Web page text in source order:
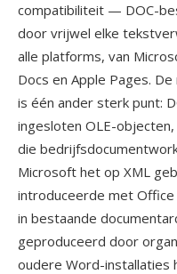
compatibiliteit — DOC-
door vrijwel elke
alle platforms, van
Docs en Apple Pages.
is één ander sterk punt:
ingesloten OLE-
die
Microsoft het op XML
introduceerde met
in bestaande
geproduceerd door
oudere Word-installaties